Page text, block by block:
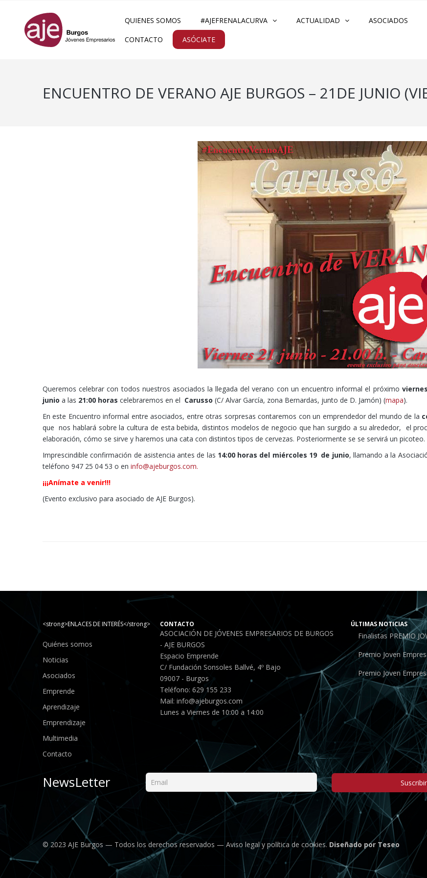
QUIENES SOMOS #AJEFRENALACURVA ACTUALIDAD ASOCIADOS
CONTACTO ASÓCIATE
ENCUENTRO DE VERANO AJE BURGOS – 21DE JUNIO
Queremos celebrar con todos nuestros asociados la llegada del verano con un encuentro informal el próximo
junio a las 21:00 horas celebraremos en el Carusso (C/ Alvar García, zona Bernardas, junto de D. Jamón) (mapa).
En este Encuentro informal entre asociados, entre otras sorpresas contaremos con un emprendedor del mundo de la
que nos hablará sobre la cultura de esta bebida, distintos modelos de negocio que han surgido a su alrededor, el
elaboración, cómo se sirve y haremos una cata con distintos tipos de cervezas. Posteriormente se se servirá un picoteo.
Imprescindible confirmación de asistencia antes de las 14:00 horas del miércoles 19 de junio, llamando a la
teléfono 947 25 04 53 o en info@ajeburgos.com.
¡¡¡Anímate a venir!!!
(Evento exclusivo para asociado de AJE Burgos).
<strong>ENLACES DE INTERÉS</strong>
Quiénes somos
Noticias
Asociados
Emprende
Aprendizaje
Emprendizaje
Multimedia
Contacto
CONTACTO
ASOCIACIÓN DE JÓVENES EMPRESARIOS DE BURGOS
- AJE BURGOS
Espacio Emprende
C/ Fundación Sonsoles Ballvé, 4º Bajo
09007 - Burgos
Teléfono: 629 155 233
Mail: info@ajeburgos.com
Lunes a Viernes de 10:00 a 14:00
ÚLTIMAS NOTICIAS
Finalistas PREMIO
Premio Joven
Premio Joven
NewsLetter
© 2023 AJE Burgos — Todos los derechos reservados — Aviso legaly política de cookies. Diseñado por Teseo